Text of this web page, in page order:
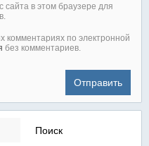
в этом браузере для
по электронной
без комментариев.
Найти: